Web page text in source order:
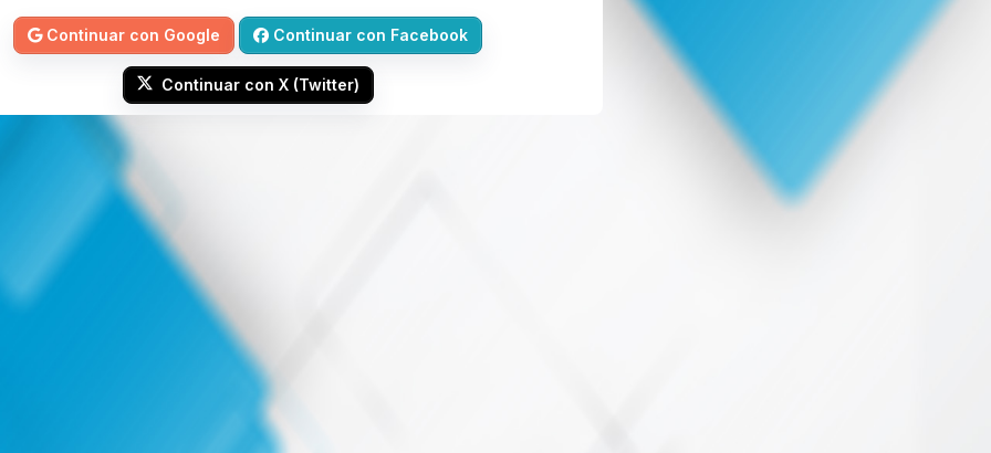
Continuar con Google Continuar con Facebook
Continuar con X (Twitter)